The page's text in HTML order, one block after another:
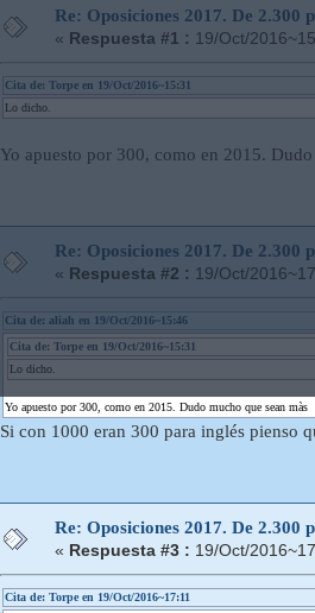
Re: Oposiciones 2017. De 2.300
« Respuesta #1 : 19/Oct/
Cita de: Torpe en 19/Oct/2016~15:31
Lo dicho.
Yo apuesto por 300, como en 2015.
Re: Oposiciones 2017. De 2.300
« Respuesta #2 : 19/Oct/
Cita de: aliah en 19/Oct/2016~15:46
Cita de: Torpe en 19/Oct/2016~15:31
Lo dicho.
Yo apuesto por 300, como en 2015. Dudo mucho que sean màs
Si con 1000 eran 300 para inglés pienso
Re: Oposiciones 2017. De 2.300
« Respuesta #3 : 19/Oct/
Cita de: Torpe en 19/Oct/2016~17:11